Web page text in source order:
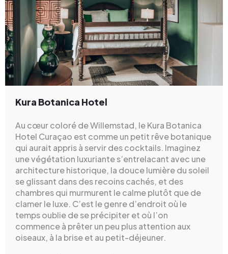
Kura Botanica Hotel
Au cœur coloré de Willemstad, le Kura Botanica
Hotel Curaçao est comme un petit rêve botanique
qui aurait appris à servir des cocktails. Imaginez
une végétation luxuriante s’entrelacant avec une
architecture historique, la douce lumière du soleil
se glissant dans des recoins cachés, et des
chambres qui murmurent le calme plutôt que de
clamer le luxe. C’est le genre d’endroit où le
temps oublie de se précipiter et où l’on
commence à prêter un peu plus attention aux
oiseaux, à la brise et au petit-déjeuner.